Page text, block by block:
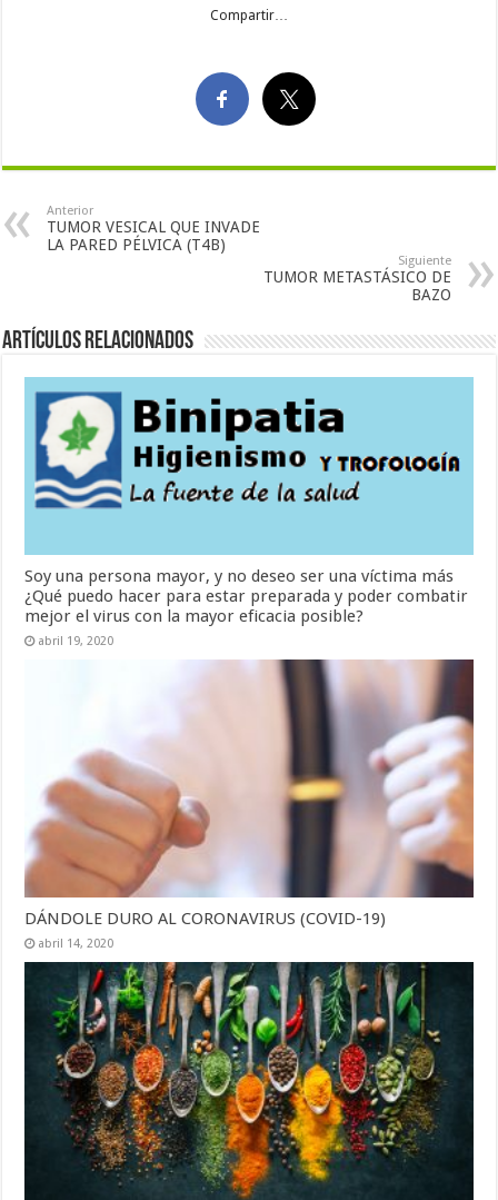
Compartir…
Anterior
TUMOR VESICAL QUE INVADE
LA PARED PÉLVICA (T4B)
Siguiente
TUMOR METASTÁSICO DE
BAZO
Artículos Relacionados
Soy una persona mayor, y no deseo ser una víctima más
¿Qué puedo hacer para estar preparada y poder combatir
mejor el virus con la mayor eficacia posible?
abril 19, 2020
DÁNDOLE DURO AL CORONAVIRUS (COVID-19)
abril 14, 2020